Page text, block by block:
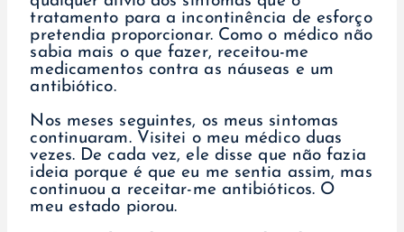
tratamento para a incontinência de esforço
pretendia proporcionar. Como o médico não
sabia mais o que fazer, receitou-me
medicamentos contra as náuseas e um
antibiótico.
Nos meses seguintes, os meus sintomas
continuaram. Visitei o meu médico duas
vezes. De cada vez, ele disse que não fazia
ideia porque é que eu me sentia assim, mas
continuou a receitar-me antibióticos. O
meu estado piorou.